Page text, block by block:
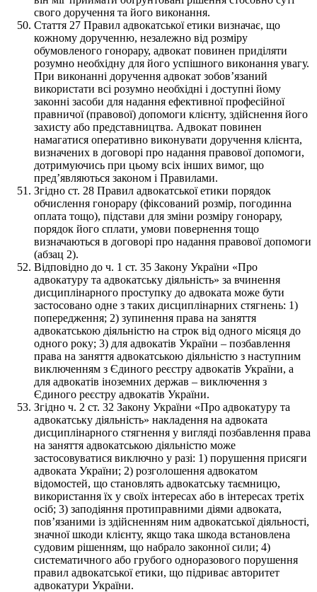
свого доручення та його виконання.
Стаття 27 Правил адвокатської етики визначає, що
кожному дорученню, незалежно від розміру
обумовленого гонорару, адвокат повинен приділяти
розумно необхідну для його успішного виконання увагу.
При виконанні доручення адвокат зобов’язаний
використати всі розумно необхідні і доступні йому
законні засоби для надання ефективної професійної
правничої (правової) допомоги клієнту, здійснення його
захисту або представництва. Адвокат повинен
намагатися оперативно виконувати доручення клієнта,
визначених в договорі про надання правової допомоги,
дотримуючись при цьому всіх інших вимог, що
пред’являються законом і Правилами.
Згідно ст. 28 Правил адвокатської етики порядок
обчислення гонорару (фіксований розмір, погодинна
оплата тощо), підстави для зміни розміру гонорару,
порядок його сплати, умови повернення тощо
визначаються в договорі про надання правової допомоги
(абзац 2).
Відповідно до ч. 1 ст. 35 Закону України «Про
адвокатуру та адвокатську діяльність» за вчинення
дисциплінарного проступку до адвоката може бути
застосовано одне з таких дисциплінарних стягнень: 1)
попередження; 2) зупинення права на заняття
адвокатською діяльністю на строк від одного місяця до
одного року; 3) для адвокатів України – позбавлення
права на заняття адвокатською діяльністю з наступним
виключенням з Єдиного реєстру адвокатів України, а
для адвокатів іноземних держав – виключення з
Єдиного реєстру адвокатів України.
Згідно ч. 2 ст. 32 Закону України «Про адвокатуру та
адвокатську діяльність» накладення на адвоката
дисциплінарного стягнення у вигляді позбавлення права
на заняття адвокатською діяльністю може
застосовуватися виключно у разі: 1) порушення присяги
адвоката України; 2) розголошення адвокатом
відомостей, що становлять адвокатську таємницю,
використання їх у своїх інтересах або в інтересах третіх
осіб; 3) заподіяння протиправними діями адвоката,
пов’язаними із здійсненням ним адвокатської діяльності,
значної шкоди клієнту, якщо така шкода встановлена
судовим рішенням, що набрало законної сили; 4)
систематичного або грубого одноразового порушення
правил адвокатської етики, що підриває авторитет
адвокатури України.